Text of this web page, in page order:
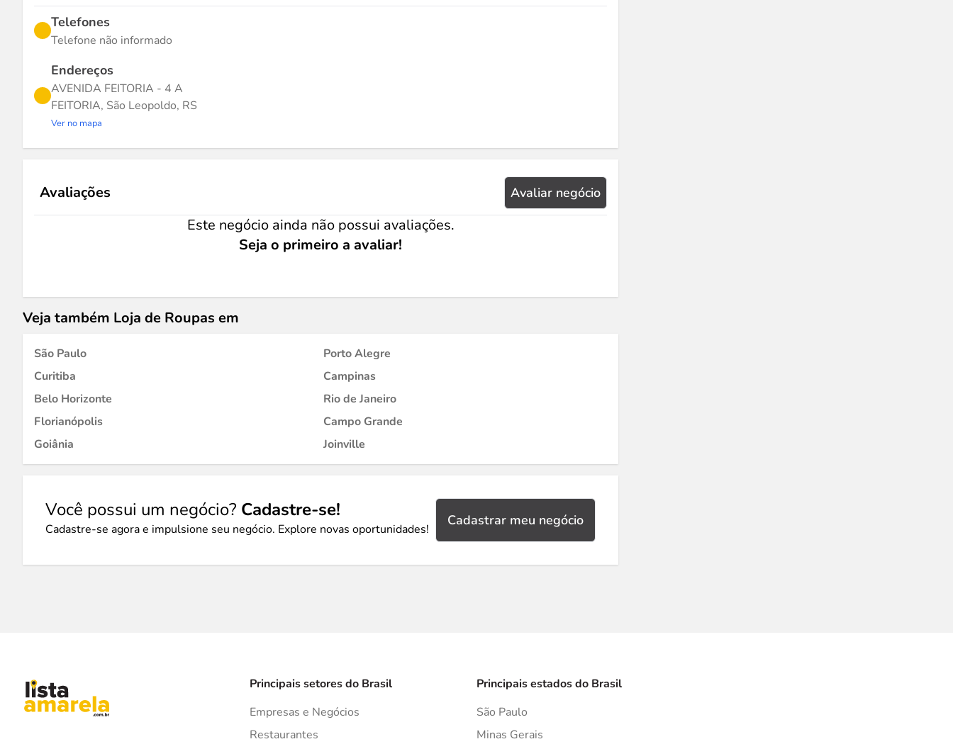
Telefones
Telefone não informado
Endereços
AVENIDA FEITORIA - 4 A
FEITORIA, São Leopoldo, RS
Ver no mapa
Avaliações Avaliar negócio
Este negócio ainda não possui avaliações.
Seja o primeiro a avaliar!
Veja também Loja de Roupas em
São Paulo
Porto Alegre
Curitiba
Campinas
Belo Horizonte
Rio de Janeiro
Florianópolis
Campo Grande
Goiânia
Joinville
Você possui um negócio? Cadastre-se!
Cadastre-se agora e impulsione seu negócio. Explore novas oportunidades!
Cadastrar meu negócio
Principais setores do Brasil
Empresas e Negócios
Restaurantes
Principais estados do Brasil
São Paulo
Minas Gerais